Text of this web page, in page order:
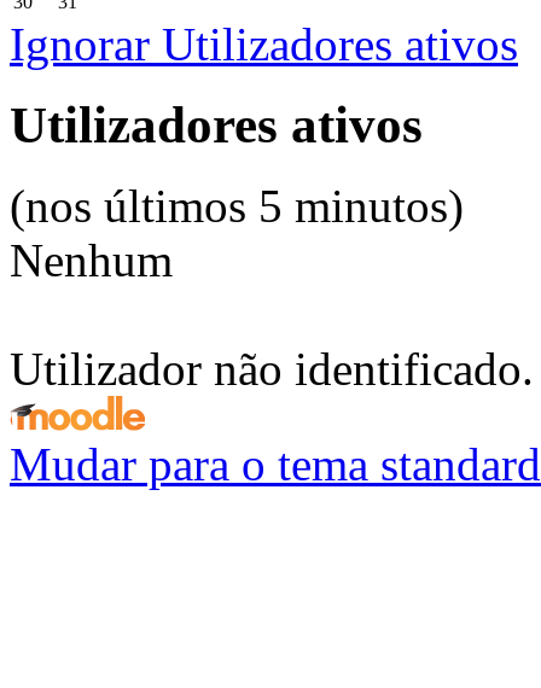
Ignorar Utilizadores ativos
Utilizadores ativos
(nos últimos 5 minutos)
Nenhum
Utilizador não
Mudar para o tema standard